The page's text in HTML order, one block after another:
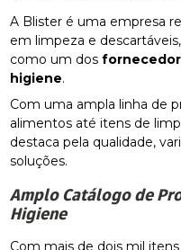
A Blister é uma empresa
em limpeza e
como um dos
higiene.
Com uma ampla linha de
alimentos até itens de
destaca pela qualidade,
soluções.
Amplo Catálogo de
Higiene
Com mais de dois mil